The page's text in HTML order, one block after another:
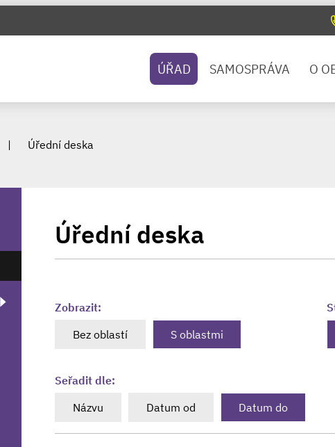
ÚŘAD SAMOSPRÁVA O
Úřední deska
Úřední deska
Zobrazit:
Bez oblastí
S oblastmi
Seřadit dle:
Názvu
Datum od Datum do